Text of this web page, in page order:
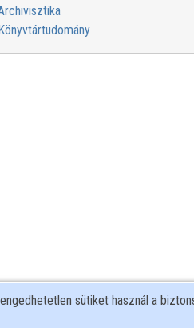
sütiket használ a